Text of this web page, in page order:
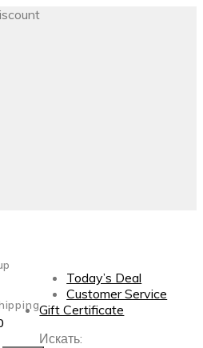
Today’s Deal
Customer Service
Gift Certificate
Искать: